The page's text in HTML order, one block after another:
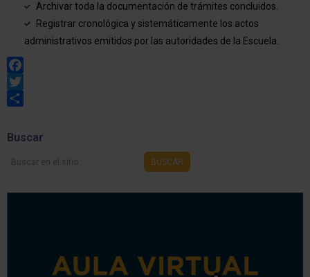
Archivar toda la documentación de trámites concluidos.
Registrar cronológica y sistemáticamente los actos
administrativos emitidos por las autoridades de la Escuela.
Facebook
Twitter
Buscar
Buscar
BUSCAR